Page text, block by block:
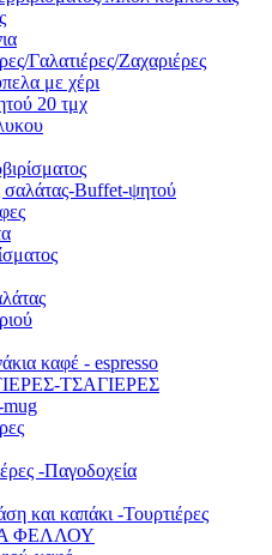
Γαλατιέρες/Ζαχαριέρες
με χέρι
20 τμχ
σαλάτας-Buffet-ψητού
καφέ - espresso
ΤΣΑΓΙΕΡΕΣ
-Παγοδοχεία
και καπάκι -Τουρτιέρες
ΦΕΛΛΟΥ